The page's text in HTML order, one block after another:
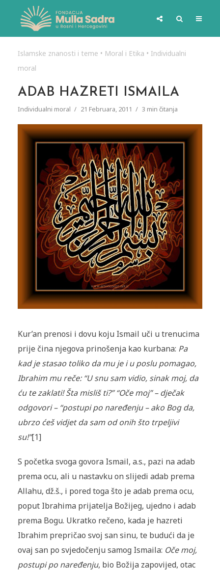
Islamske znanosti i teme • Moral i Etika • Individualni
moral
ADAB HAZRETI ISMAILA
Individualni moral 21 Februara, 2011 3 min čitanja
Kur’an prenosi i dovu koju Ismail uči u trenucima
prije čina njegova pri­nošenja kao kurbana: Pa
kad je stasao toliko da mu je i u poslu po­ma­gao,
Ibrahim mu reče: “U snu sam vidio, sinak moj, da
ću te zaklati! Šta mi­sliš ti?” “Oče moj” – dječak
odgovori – “postupi po naređenju – ako Bog da,
ubrzo ćeš vidjet da sam od onih što trpeljivi
su!”[1]
S početka svoga govora Ismail, a.s., pazi na adab
prema ocu, ali u na­stav­ku on slijedi adab prema
Allahu, dž.š., i pored toga što je adab prema ocu,
poput Ibrahima prijatelja Božijeg, ujedno i adab
prema Bogu. Ukrat­ko rečeno, kada je hazreti
Ibrahim prepričao svoj san sinu, te budući da je
ovaj san po svjedočenju samog Ismaila: Oče moj,
postupi po naređenju, bio Božija zapovijed, otac